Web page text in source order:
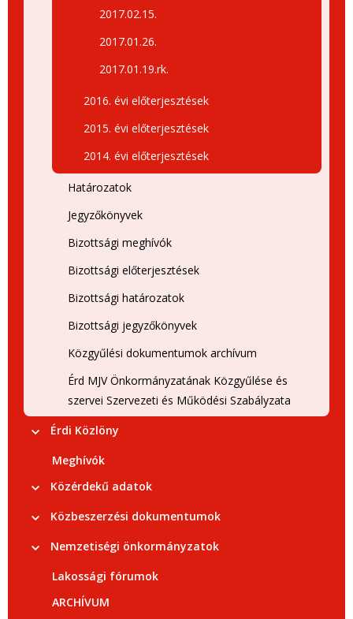
2017.02.15.
2017.01.26.
2017.01.19.rk.
2016. évi előterjesztések
2015. évi előterjesztések
2014. évi előterjesztések
Határozatok
Jegyzőkönyvek
Bizottsági meghívók
Bizottsági előterjesztések
Bizottsági határozatok
Bizottsági jegyzőkönyvek
Közgyűlési dokumentumok archívum
Érd MJV Önkormányzatának Közgyűlése és
szervei Szervezeti és Működési Szabályzata
Érdi Közlöny
Meghívók
Közérdekű adatok
Közbeszerzési dokumentumok
Nemzetiségi önkormányzatok
Lakossági fórumok
ARCHÍVUM